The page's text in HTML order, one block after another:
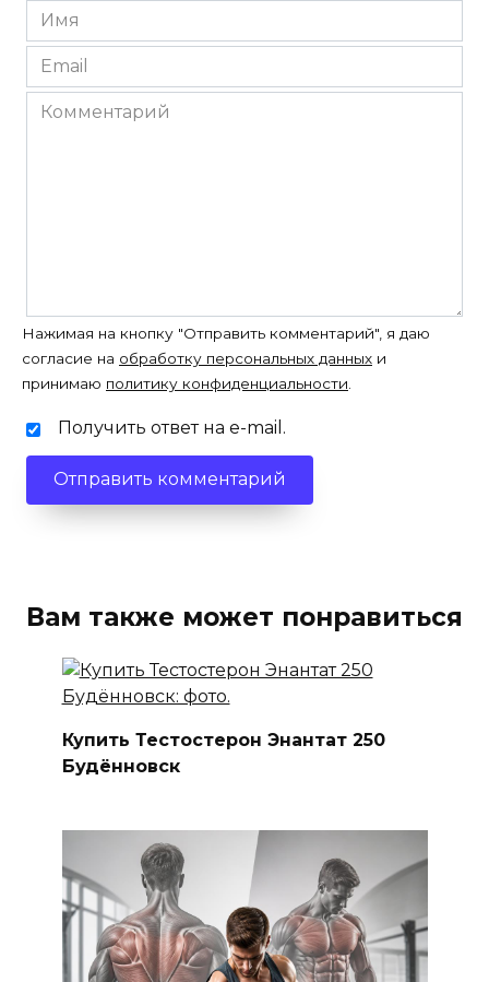
Имя
*
Email
*
Комментарий
Нажимая на кнопку "Отправить комментарий", я даю
согласие на обработку персональных данных и
принимаю политику конфиденциальности
Получить ответ на e-mail.
Вам также может понравиться
Купить Тестостерон Энантат 250
Будённовск